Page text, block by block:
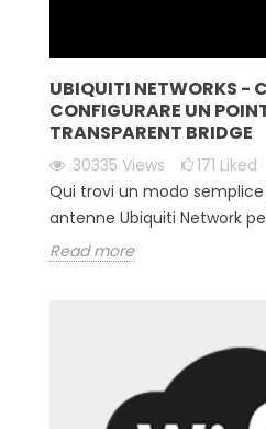
UBIQUITI NETWORKS -
CONFIGURARE UN
TRANSPARENT BRIDGE
30335 Views 171 Liked
Qui trovi un modo
antenne Ubiquiti Network
Read more